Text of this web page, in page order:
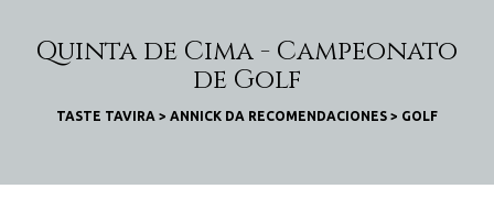
Quinta de Cima - Campeonato
de Golf
TASTE TAVIRA > ANNICK DA RECOMENDACIONES > GOLF